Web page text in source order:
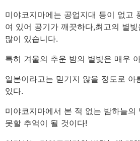
미야코지마에는 공업지대 등이 없고
여 있어 공기가 깨끗하다,최고의 별
많이 있습니다.
특히 겨울의 추운 밤의 별빛은 매우
일본이라고는 믿기지 않을 정도로 아
있다.
미야코지마에서 본 적 없는 밤하늘의
못할 추억이 될 것이다!